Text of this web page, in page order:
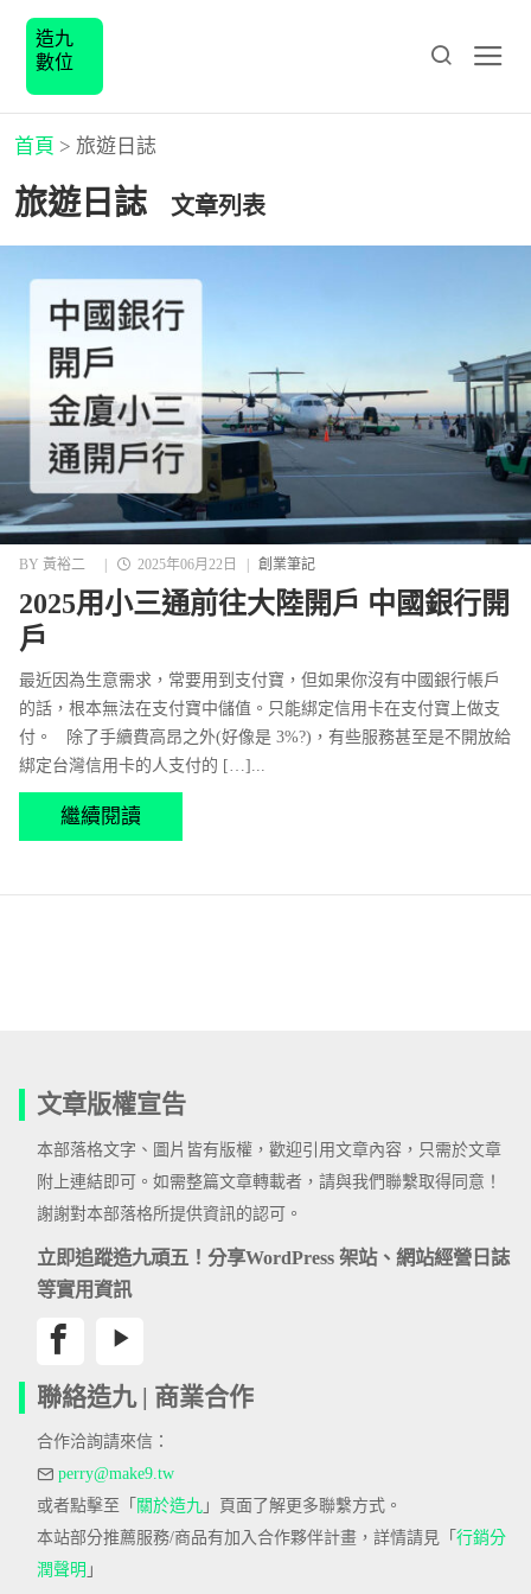
造九
數位
首頁 > 旅遊日誌
旅遊日誌 文章列表
BY 黃裕二 2025年06月22日 創業筆記
2025用小三通前往大陸開戶 中國銀行開
戶
最近因為生意需求，常要用到支付寶，但如果你沒有中國銀行帳戶
的話，根本無法在支付寶中儲值。只能綁定信用卡在支付寶上做支
付。 除了手續費高昂之外(好像是 3%?)，有些服務甚至是不開放給
綁定台灣信用卡的人支付的 […]...
繼續閱讀
文章版權宣告
本部落格文字、圖片皆有版權，歡迎引用文章內容，只需於文章
附上連結即可。如需整篇文章轉載者，請與我們聯繫取得同意！
謝謝對本部落格所提供資訊的認可。
立即追蹤造九頑五！分享WordPress 架站、網站經營日誌
等實用資訊
聯絡造九 | 商業合作
合作洽詢請來信：
perry@make9.tw
或者點擊至「 關於造九 」頁面了解更多聯繫方式。
本站部分推薦服務/商品有加入合作夥伴計畫，詳情請見「 行銷分
潤聲明 」